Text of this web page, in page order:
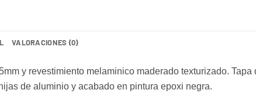
VALORACIONES (0)
y revestimiento melaminico maderado texturizado.
de aluminio y acabado en pintura epoxi negra.